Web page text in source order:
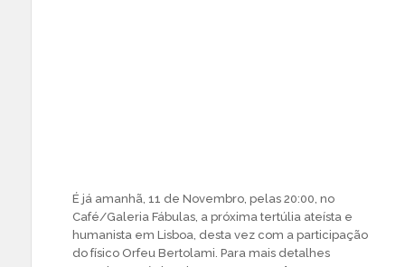
É já amanhã, 11 de Novembro, pelas 20:00, no
Café/Galeria Fábulas, a próxima tertúlia ateísta e
humanista em Lisboa, desta vez com a participação
do físico Orfeu Bertolami. Para mais detalhes